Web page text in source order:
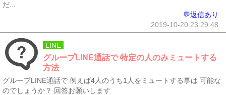
だ...
💬返信あり
2019-10-20 23:29:48
LINE
グループLINE通話で 特定の人のみミュートする
方法
グループLINE通話で 例えば4人のうち1人をミュートする事は 可能な
のでしょうか？ 回答お願いします